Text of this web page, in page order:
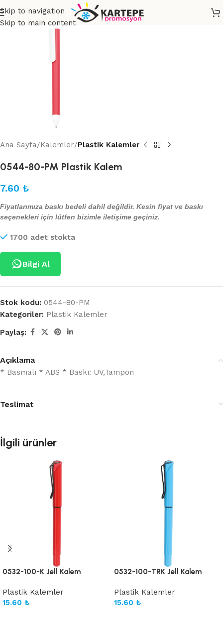
Skip to navigation
Skip to main content
Ana Sayfa Kalemler Plastik Kalemler
0544-80-PM Plastik Kalem
7.60 ₺
Fiyatlarımıza baskı bedeli dahil değildir. Kesin fiyat ve baskı
seçenekleri için lütfen bizimle iletişime geçiniz.
1700 adet stokta
Bilgi Al
Stok kodu: 0544-80-PM
Kategoriler: Plastik Kalemler
Paylaş:
Açıklama
* Basmalı * ABS * Baskı: UV,Tampon
Teslimat
İlgili ürünler
0532-100-K Jell Kalem
Plastik Kalemler
15.60 ₺
0532-100-TRK Jell Kalem
Plastik Kalemler
15.60 ₺